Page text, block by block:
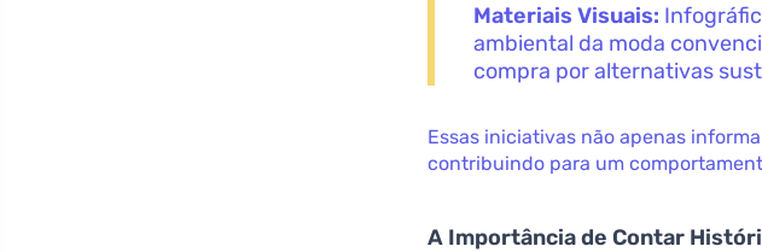
Materiais Visuais:
ambiental da moda
compra por alternativas
Essas iniciativas não apenas
contribuindo para um
A Importância de Contar